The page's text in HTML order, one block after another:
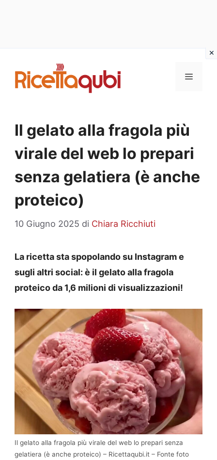
contenuto
MENU
Il gelato alla fragola più
virale del web lo prepari
senza gelatiera (è anche
proteico)
10 Giugno 2025 di Chiara Ricchiuti
La ricetta sta spopolando su Instagram e
sugli altri social: è il gelato alla fragola
proteico da 1,6 milioni di visualizzazioni!
Il gelato alla fragola più virale del web lo prepari senza
gelatiera (è anche proteico) – Ricettaqubi.it – Fonte foto